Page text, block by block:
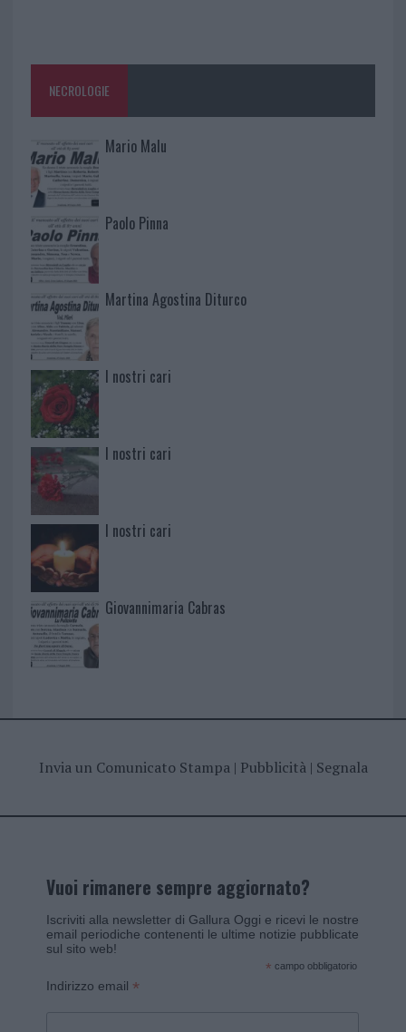
NECROLOGIE
Mario Malu
Paolo Pinna
Martina Agostina Diturco
I nostri cari
I nostri cari
I nostri cari
Giovannimaria Cabras
Invia un Comunicato Stampa| Pubblicità| Segnala
Vuoi rimanere sempre aggiornato?
Iscriviti alla newsletter di Gallura Oggi e ricevi le nostre
email periodiche contenenti le ultime notizie pubblicate
sul sito web!
* campo obbligatorio
Indirizzo email *